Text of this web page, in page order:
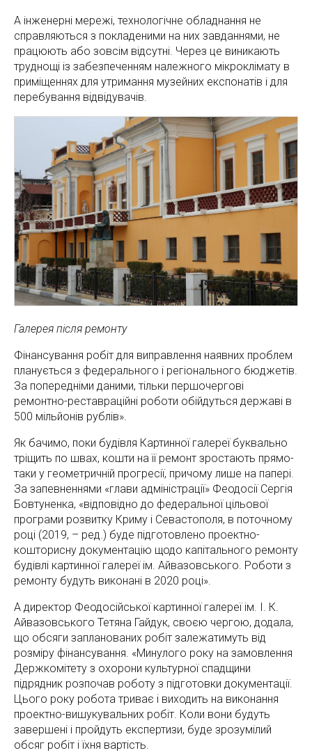
А інженерні мережі, технологічне обладнання не
справляються з покладеними на них завданнями, не
працюють або зовсім відсутні. Через це виникають
труднощі із забезпеченням належного мікроклімату в
приміщеннях для утримання музейних експонатів і для
перебування відвідувачів.
Галерея після ремонту
Фінансування робіт для виправлення наявних проблем
планується з федерального і регіонального бюджетів.
За попередніми даними, тільки першочергові
ремонтно-реставраційні роботи обійдуться державі в
500 мільйонів рублів».
Як бачимо, поки будівля Картинної галереї буквально
тріщить по швах, кошти на її ремонт зростають прямо-
таки у геометричній прогресії, причому лише на папері.
За запевненнями «глави адміністрації» Феодосії Сергія
Бовтуненка, «відповідно до федеральної цільової
програми розвитку Криму і Севастополя, в поточному
році (2019, – ред.) буде підготовлено проектно-
кошторисну документацію щодо капітального ремонту
будівлі картинної галереї ім. Айвазовського. Роботи з
ремонту будуть виконані в 2020 році».
А директор Феодосійської картинної галереї ім. І. К.
Айвазовського Тетяна Гайдук, своєю чергою, додала,
що обсяги запланованих робіт залежатимуть від
розміру фінансування. «Минулого року на замовлення
Держкомітету з охорони культурної спадщини
підрядник розпочав роботу з підготовки документації.
Цього року робота триває і виходить на виконання
проектно-вишукувальних робіт. Коли вони будуть
завершені і пройдуть експертизи, буде зрозумілий
обсяг робіт і їхня вартість.